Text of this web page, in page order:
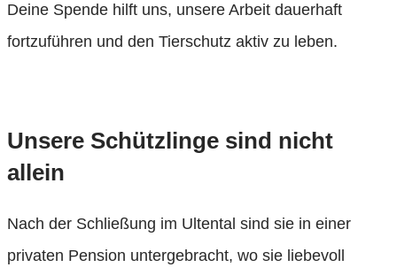
Deine Spende hilft uns, unsere Arbeit dauerhaft
fortzuführen und den Tierschutz aktiv zu leben.
Unsere Schützlinge sind nicht
allein
Nach der Schließung im Ultental sind sie in einer
privaten Pension untergebracht, wo sie liebevoll